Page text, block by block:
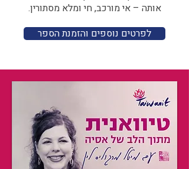
אותה – אי מורכב, חי ומלא מסתורין.
לפרטים נוספים והזמנת הספר